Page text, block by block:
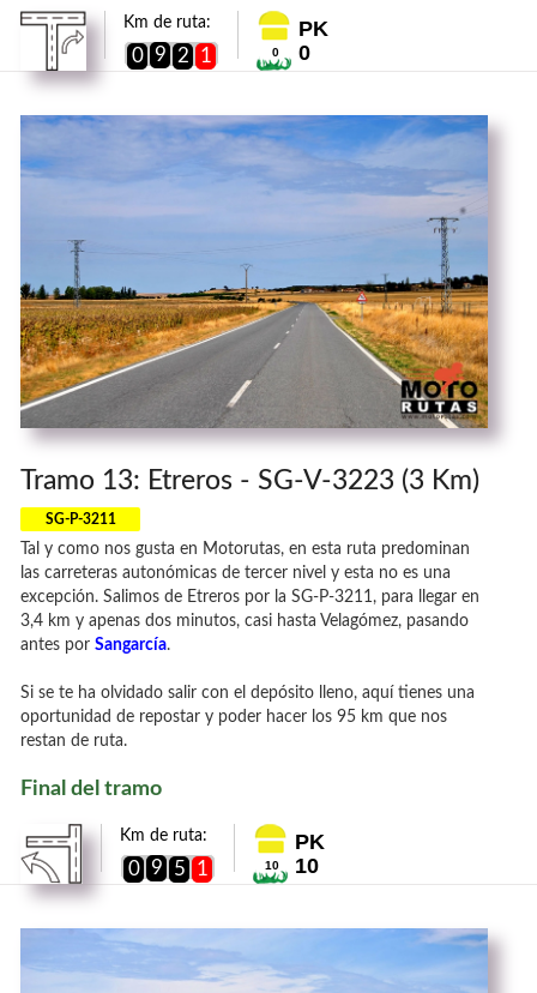
Km de ruta:
0 9 2 1 0
PK
0
Tramo 13: Etreros - SG-V-3223 (3 Km)
SG-P-3211
Tal y como nos gusta en Motorutas, en esta ruta predominan
las carreteras autonómicas de tercer nivel y esta no es una
excepción. Salimos de Etreros por la SG-P-3211, para llegar en
3,4 km y apenas dos minutos, casi hasta Velagómez, pasando
antes por Sangarcía.
Si se te ha olvidado salir con el depósito lleno, aquí tienes una
oportunidad de repostar y poder hacer los 95 km que nos
restan de ruta.
Final del tramo
Km de ruta:
0 9 5 1 10
PK
10